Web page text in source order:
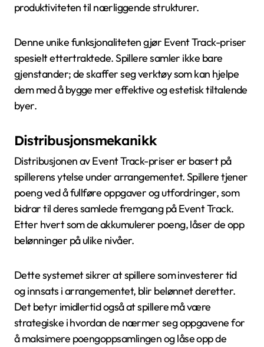
produktiviteten til nærliggende strukturer.
Denne unike funksjonaliteten gjør Event Track-priser
spesielt ettertraktede. Spillere samler ikke bare
gjenstander; de skaffer seg verktøy som kan hjelpe
dem med å bygge mer effektive og estetisk tiltalende
byer.
Distribusjonsmekanikk
Distribusjonen av Event Track-priser er basert på
spillerens ytelse under arrangementet. Spillere tjener
poeng ved å fullføre oppgaver og utfordringer, som
bidrar til deres samlede fremgang på Event Track.
Etter hvert som de akkumulerer poeng, låser de opp
belønninger på ulike nivåer.
Dette systemet sikrer at spillere som investerer tid
og innsats i arrangementet, blir belønnet deretter.
Det betyr imidlertid også at spillere må være
strategiske i hvordan de nærmer seg oppgavene for
å maksimere poengoppsamlingen og låse opp de